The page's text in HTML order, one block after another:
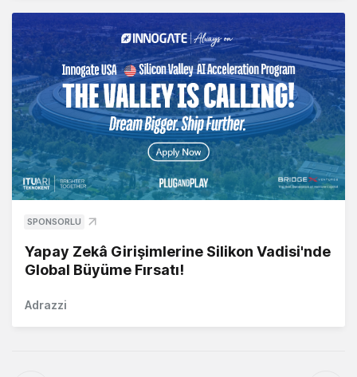
SPONSORLU
Yapay Zekâ Girişimlerine Silikon Vadisi'nde
Global Büyüme Fırsatı!
Adrazzi